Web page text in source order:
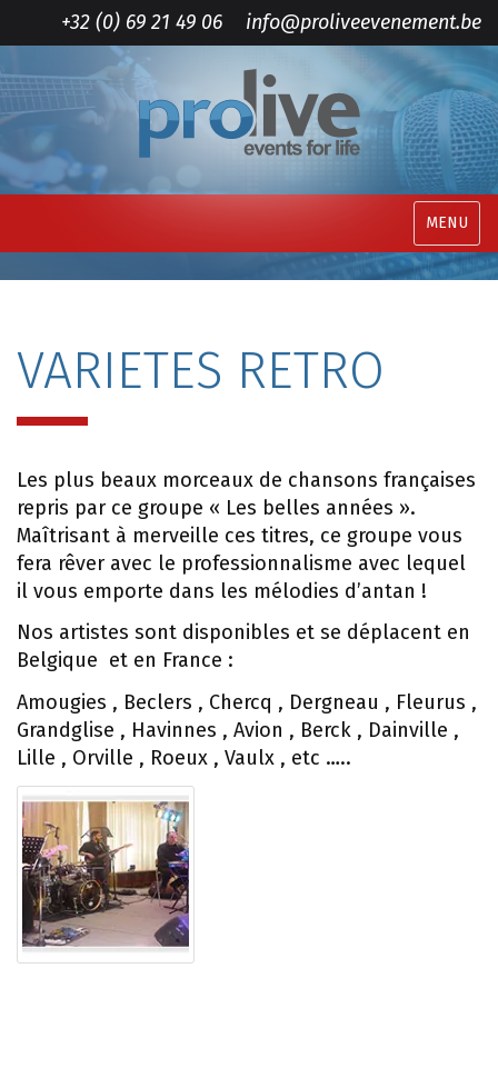
+32 (0) 69 21 49 06 info@proliveevenement.be
MENU
VARIETES RETRO
Les plus beaux morceaux de chansons françaises
repris par ce groupe « Les belles années ».
Maîtrisant à merveille ces titres, ce groupe vous
fera rêver avec le professionnalisme avec lequel
il vous emporte dans les mélodies d’antan !
Nos artistes sont disponibles et se déplacent en
Belgique et en France :
Amougies , Beclers , Chercq , Dergneau , Fleurus ,
Grandglise , Havinnes , Avion , Berck , Dainville ,
Lille , Orville , Roeux , Vaulx , etc …..